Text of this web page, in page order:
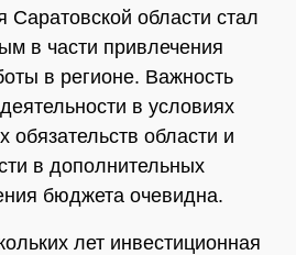
области стал
в части привлечения
в регионе. Важность
в условиях
обязательств области и
в дополнительных
бюджета очевидна.
лет инвестиционная